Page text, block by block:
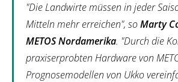
"Die Landwirte müssen in jeder
Mitteln mehr erreichen", soMarty
METOS Nordamerika. "Durch die
praxiserprobten Hardware von
Prognosemodellen von Ukko